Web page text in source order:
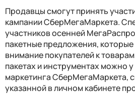
Продавцы смогут принять
кампании СберМегаМаркета.
участников осенней
пакетные предложения, которые
внимание покупателей к
пакетах и инструментах можно
маркетинга СберМегаМаркета,
указанной в личном кабинете